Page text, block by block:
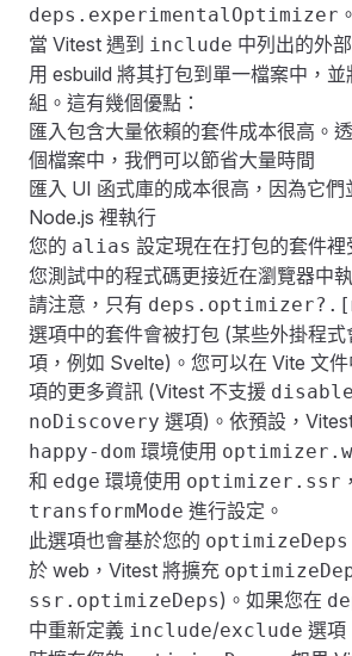
deps.experimentalOptimizer 。
當 Vitest 遇到 include 中列出的外
用 esbuild 將其打包到單一檔案中，
組。這有幾個優點：
匯入包含大量依賴的套件成本很高。
個檔案中，我們可以節省大量時間
匯入 UI 函式庫的成本很高，因為它們
Node.js 裡執行
您的 alias 設定現在在打包的套件裡
您測試中的程式碼更接近在瀏覽器中
請注意，只有
選項中的套件會被打包 (某些外掛程
項，例如 Svelte)。您可以在 Vite 文
項的更多資訊 (Vitest 不支援 disable
noDiscovery 選項)。依預設，
happy-dom 環境使用
和 edge 環境使用 optimizer.ssr
transformMode 進行設定。
此選項也會基於您的 optimizeDeps
於 web，Vitest 將擴充
ssr.optimizeDeps)。如果您在
中重新定義 include/exclude 選項